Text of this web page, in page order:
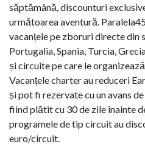
săptămână, discounturi
următoarea aventură.
vacanțele pe zboruri directe din
Portugalia, Spania, Turcia,
și circuite pe care le
Vacanțele charter au reduceri
și pot fi rezervate cu un avans
fiind plătit cu 30 de zile înainte
programele de tip circuit au
euro/circuit.